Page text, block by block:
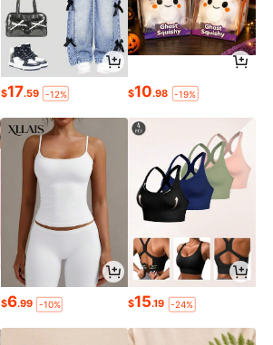
$17.59 -12% $10.98 -19%
$6.99 -10% $15.19 -24%